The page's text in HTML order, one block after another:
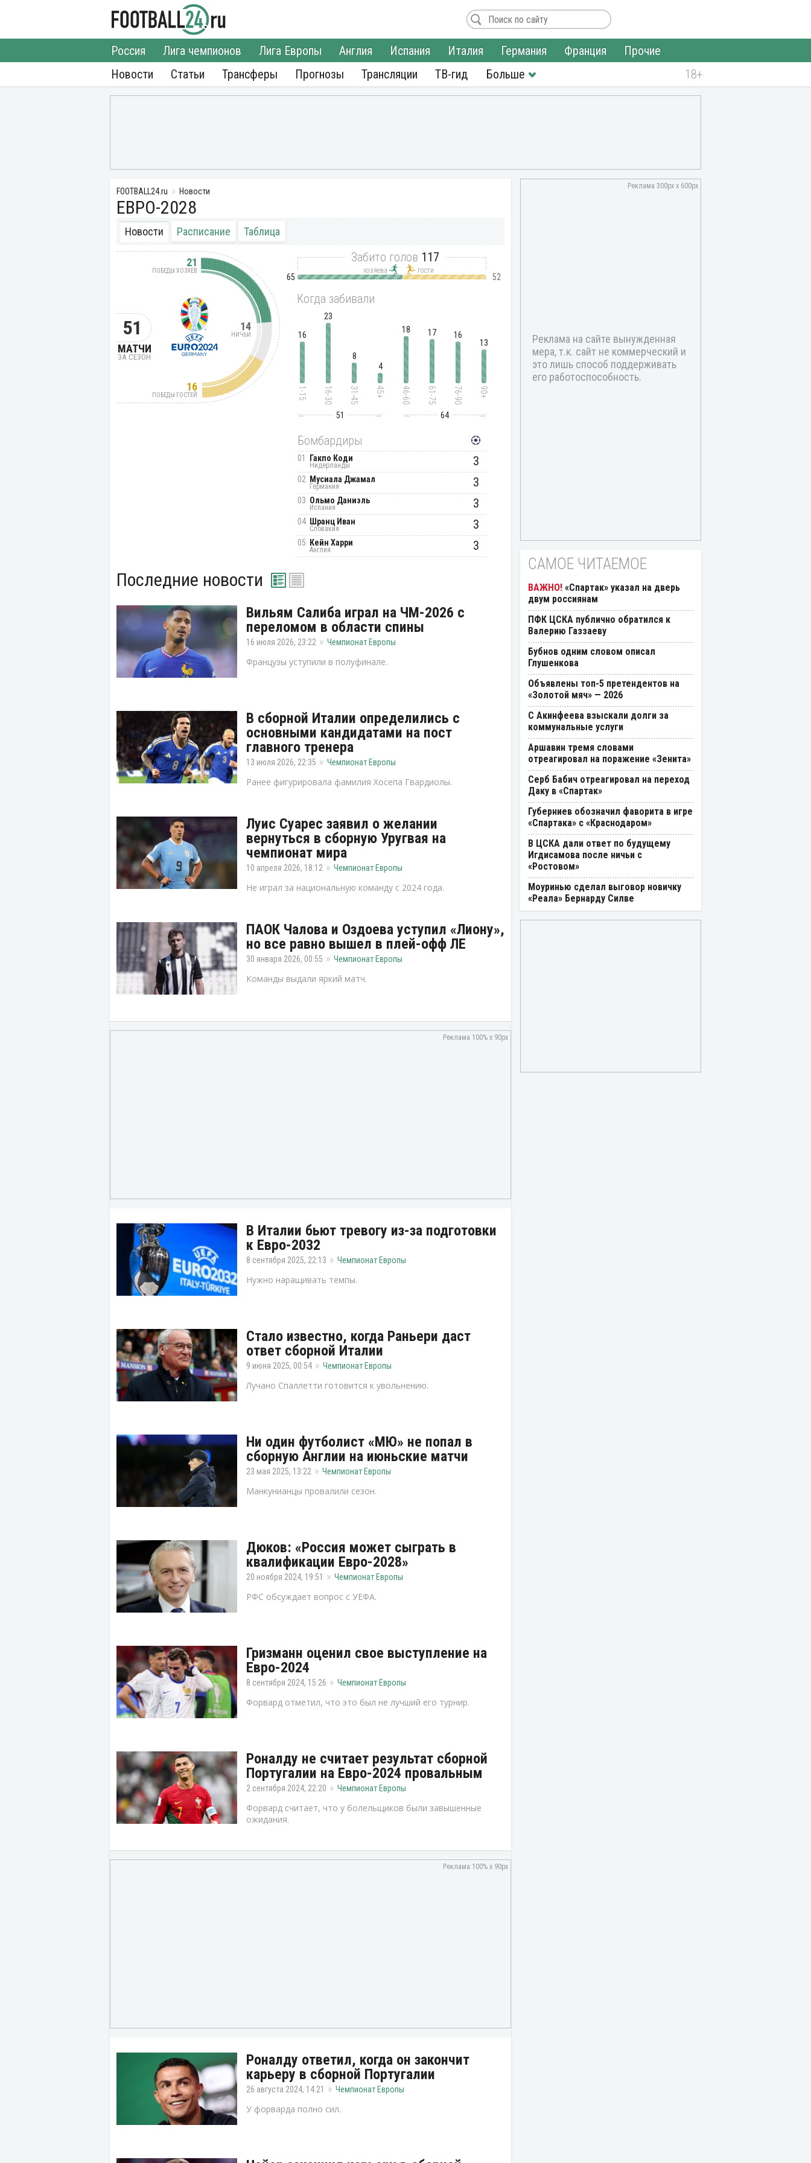
Новости
Россия Лига чемпионов Лига Европы Англия Испания Италия Германия Франция
Прочие
Статьи
Трансферы Прогнозы Трансляции ТВ-гид
FOOTBALL24.ru Новости
ЕВРО-2028
Новости Расписание Таблица
51
МАТЧИ
ЗА СЕЗОН
21
ПОБЕДЫ ХОЗЯЕВ
14
НИЧЬИ
16
ПОБЕДЫ ГОСТЕЙ
Забито голов 117
65 52
Когда забивали
1-15
16
16-30
23
31-45
8
45+
4
46-60
18
61-75
17
76-90
16
90+
13
51 64
Бомбардиры
01 Гакпо Коди
Нидерланды 3
02 Мусиала Джамал
Германия 3
03 Ольмо Даниэль
Испания 3
04 Шранц Иван
Словакия 3
05 Кейн Харри
Англия 3
Последние новости
Вильям Салиба играл на ЧМ-2026 с
переломом в области спины
16 июля 2026, 23:22 Чемпионат Европы
Французы уступили в полуфинале.
В сборной Италии определились с
основными кандидатами на пост
главного тренера
13 июля 2026, 22:35 Чемпионат Европы
Ранее фигурировала фамилия Хосепа Гвардиолы.
Луис Суарес заявил о желании
вернуться в сборную Уругвая на
чемпионат мира
10 апреля 2026, 18:12 Чемпионат Европы
Не играл за национальную команду с 2024 года.
ПАОК Чалова и Оздоева уступил «Лиону»,
но все равно вышел в плей-офф ЛЕ
30 января 2026, 00:55 Чемпионат Европы
Команды выдали яркий матч.
В Италии бьют тревогу из-за подготовки
к Евро-2032
8 сентября 2025, 22:13 Чемпионат Европы
Нужно наращивать темпы.
Стало известно, когда Раньери даст
ответ сборной Италии
9 июня 2025, 00:54 Чемпионат Европы
Лучано Спаллетти готовится к увольнению.
Ни один футболист «МЮ» не попал в
сборную Англии на июньские матчи
23 мая 2025, 13:22 Чемпионат Европы
Манкунианцы провалили сезон.
Дюков: «Россия может сыграть в
квалификации Евро-2028»
20 ноября 2024, 19:51 Чемпионат Европы
РФС обсуждает вопрос с УЕФА.
Гризманн оценил свое выступление на
Евро-2024
8 сентября 2024, 15:26 Чемпионат Европы
Форвард отметил, что это был не лучший его турнир.
Роналду не считает результат сборной
Португалии на Евро-2024 провальным
2 сентября 2024, 22:20 Чемпионат Европы
Форвард считает, что у болельщиков были завышенные
ожидания.
Роналду ответил, когда он закончит
карьеру в сборной Португалии
26 августа 2024, 14:21 Чемпионат Европы
У форварда полно сил.
САМОЕ ЧИТАЕМОЕ
«Спартак» указал на дверь
двум россиянам
ПФК ЦСКА публично обратился к
Валерию Газзаеву
Бубнов одним словом описал
Глушенкова
Объявлены топ-5 претендентов на
«Золотой мяч» — 2026
С Акинфеева взыскали долги за
коммунальные услуги
Аршавин тремя словами
отреагировал на поражение «Зенита»
Серб Бабич отреагировал на переход
Даку в «Спартак»
Губерниев обозначил фаворита в игре
«Спартака» с «Краснодаром»
В ЦСКА дали ответ по будущему
Игдисамова после ничьи с
«Ростовом»
Моуринью сделал выговор новичку
«Реала» Бернарду Силве